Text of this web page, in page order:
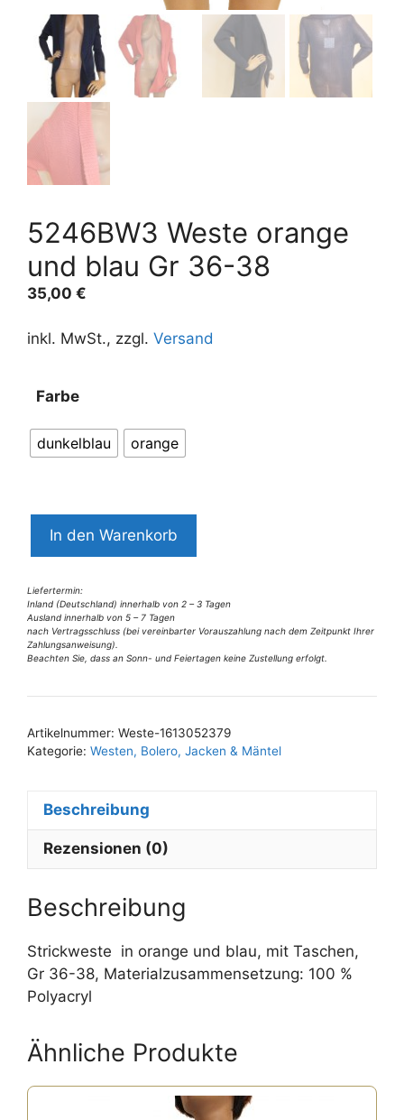
5246BW3 Weste orange
und blau Gr 36-38
35,00 €
inkl. MwSt., zzgl. Versand
Farbe
dunkelblau orange
Weste
und
blau
Gr
36-
In den Warenkorb
Liefertermin:
Inland (Deutschland) innerhalb von 2 – 3 Tagen
Ausland innerhalb von 5 – 7 Tagen
nach Vertragsschluss (bei vereinbarter Vorauszahlung nach dem Zeitpunkt Ihrer
Zahlungsanweisung).
Beachten Sie, dass an Sonn- und Feiertagen keine Zustellung erfolgt.
l
e
t
e
Artikelnummer: Weste-1613052379
Kategorie: Westen, Bolero, Jacken & Mäntel
Beschreibung
Rezensionen (0)
Beschreibung
Strickweste in orange und blau, mit Taschen,
Gr 36-38, Materialzusammensetzung: 100 %
Polyacryl
Ähnliche Produkte